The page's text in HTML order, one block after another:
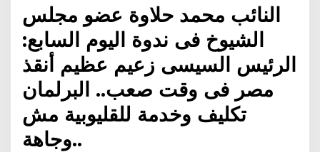
النائب محمد حلاوة عضو مجلس
الشيوخ فى ندوة اليوم السابع:
الرئيس السيسى زعيم عظيم أنقذ
مصر فى وقت صعب.. البرلمان
تكليف وخدمة للقليوبية مش
وجاهة..